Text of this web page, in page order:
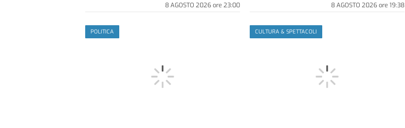
8 AGOSTO 2026ore 23:00 8 AGOSTO 2026ore 19:38
POLITICA CULTURA & SPETTACOLI